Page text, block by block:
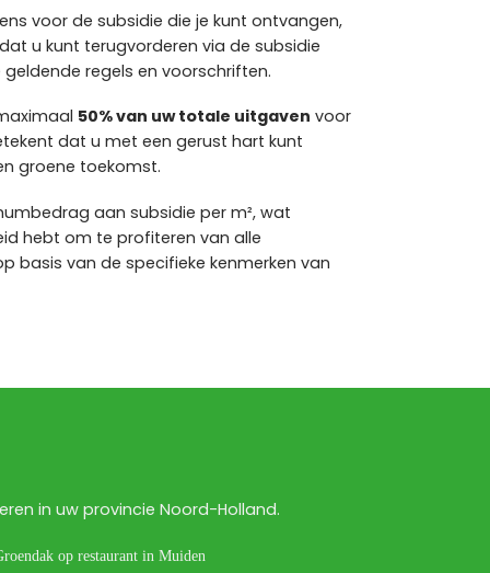
voor de subsidie die je kunt ontvangen,
u kunt terugvorderen via de subsidie
regels en voorschriften.
50% van uw totale uitgaven voor
dat u met een gerust hart kunt
groene toekomst.
aan subsidie per m², wat
hebt om te profiteren van alle
basis van de specifieke kenmerken van
in uw provincie Noord-Holland.